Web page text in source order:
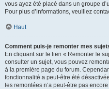
vous ayez été placé dans un groupe
Pour plus d’informations, veuillez
Haut
Comment puis-je remonter mes
En cliquant sur le lien « Remonter le
consulter un sujet, vous pouvez
à la première page du forum.
fonctionnalité a peut-être été
les remontées n’a peut-être pas